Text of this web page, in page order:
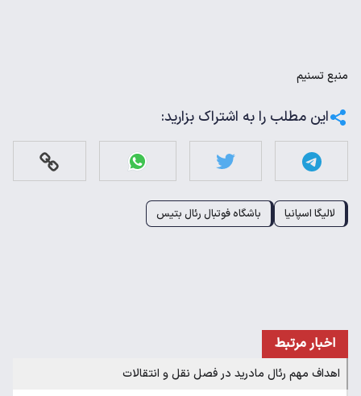
منبعتسنیم
این مطلب را به اشتراک بزارید:
لالیگا اسپانیا باشگاه فوتبال رئال بتیس
اخبار مرتبط
اهداف مهم رئال مادرید در فصل نقل و انتقالات